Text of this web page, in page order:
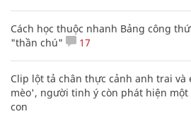
Cách học thuộc nhanh Bảng công
"thần chú"
17
Clip lột tả chân thực cảnh anh trai
mèo', người tinh ý còn phát hiện
con